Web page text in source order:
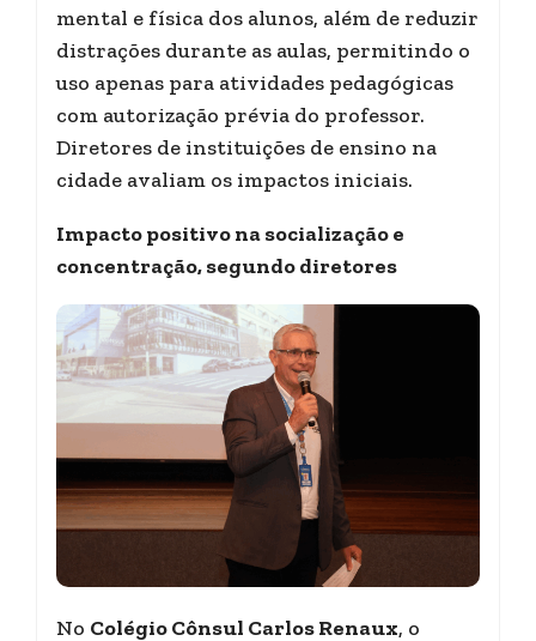
mental e física dos alunos, além de reduzir
distrações durante as aulas, permitindo o
uso apenas para atividades pedagógicas
com autorização prévia do professor.
Diretores de instituições de ensino na
cidade avaliam os impactos iniciais.
Impacto positivo na socialização e
concentração, segundo diretores
No Colégio Cônsul Carlos Renaux, o